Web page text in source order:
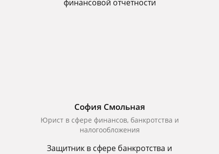
финансовой отчетности
София Смольная
Юрист в сфере финансов, банкротства и
налогообложения
Защитник в сфере банкротства и